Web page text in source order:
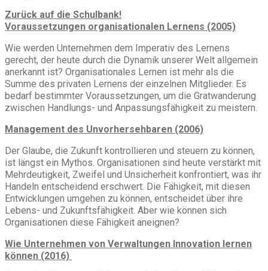
Zurück auf die Schulbank!
Voraussetzungen organisationalen Lernens (2005)
Wie werden Unternehmen dem Imperativ des Lernens
gerecht, der heute durch die Dynamik unserer Welt allgemein
anerkannt ist? Organisationales Lernen ist mehr als die
Summe des privaten Lernens der einzelnen Mitglieder. Es
bedarf bestimmter Voraussetzungen, um die Gratwanderung
zwischen Handlungs- und Anpassungsfähigkeit zu meistern.
Management des Unvorhersehbaren (2006)
Der Glaube, die Zukunft kontrollieren und steuern zu können,
ist längst ein Mythos. Organisationen sind heute verstärkt mit
Mehrdeutigkeit, Zweifel und Unsicherheit konfrontiert, was ihr
Handeln entscheidend erschwert. Die Fähigkeit, mit diesen
Entwicklungen umgehen zu können, entscheidet über ihre
Lebens- und Zukunftsfähigkeit. Aber wie können sich
Organisationen diese Fähigkeit aneignen?
Wie Unternehmen von Verwaltungen Innovation lernen
können (2016)